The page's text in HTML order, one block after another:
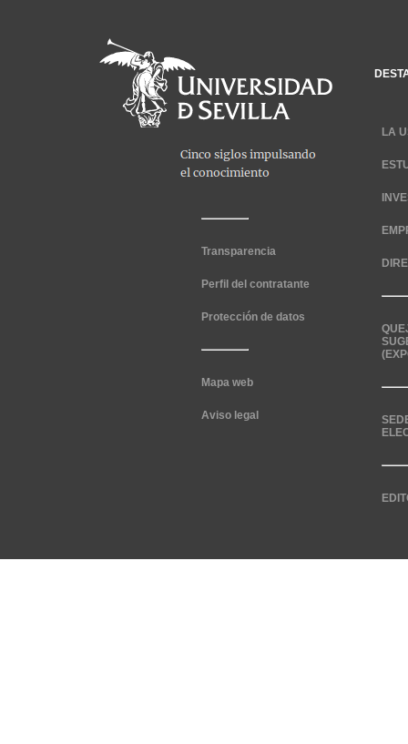
Transparencia
Perfil del contratante
Protección de datos
Mapa web
Aviso legal
LA